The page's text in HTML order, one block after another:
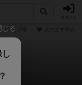
ンセプ塔
じる